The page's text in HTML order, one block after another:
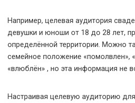
Например, целевая аудитория
девушки и юноши от 18 до 28 лет,
определённой территории. Можно
семейное положение «помолвлен»,
«влюблён» , но эта информация не
Настраивая целевую аудиторию